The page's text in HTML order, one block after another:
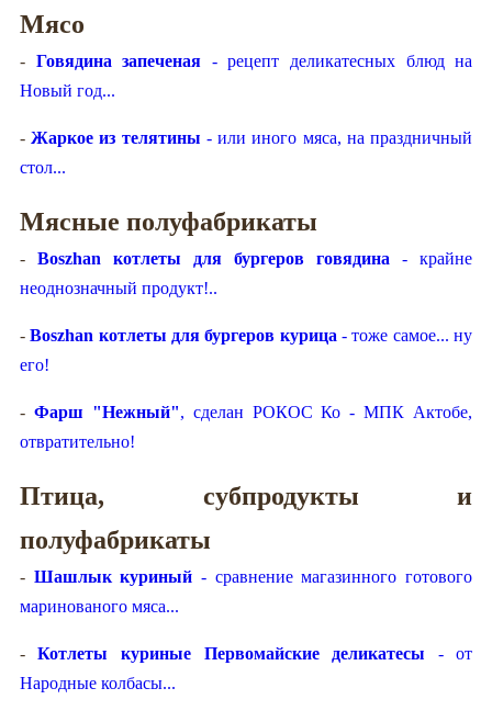
Мясо
- Говядина запеченая - рецепт деликатесных блюд на
Новый год...
-Жаркое из телятины - или иного мяса, на праздничный
стол...
Мясные полуфабрикаты
- Boszhan котлеты для бургеров говядина - крайне
неоднозначный продукт!..
-Boszhan котлеты для бургеров курица - тоже самое... ну
его!
- Фарш "Нежный", сделан РОКОС Ко - МПК Актобе,
отвратительно!
Птица, субпродукты и
полуфабрикаты
- Шашлык куриный - сравнение магазинного готового
маринованого мяса...
-Котлеты куриные Первомайские деликатесы - от
Народные колбасы...